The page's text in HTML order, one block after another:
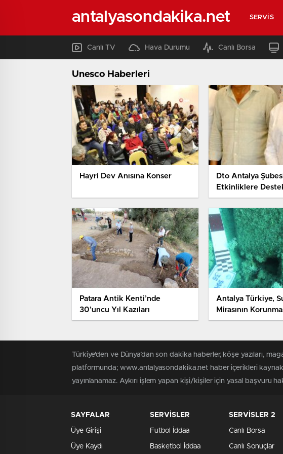
antalyasondakika.net SERVIS
Canlı TV Hava Durumu Canlı Borsa
Unesco Haberleri
Hayri Dev Anısına Konser
Dto Antalya
Etkinliklere
Patara Antik Kenti’nde
30’uncu Yıl Kazıları
Antalya Türkiye,
Mirasının
Ülke Hd
Türkiye'den ve Dünya’dan son dakika haberler, köşe yazıları,
platformunda; www.antalyasondakika.net haber içerikleri kaynak
yayınlanamaz. Aykırı işlem yapan kişi/kişiler için yasal başvuru
SAYFALAR
Üye Girişi
Üye Kaydı
SERVİSLER
Futbol İddaa
Basketbol İddaa
SERVİSLER 2
Canlı Borsa
Canlı Sonuçlar